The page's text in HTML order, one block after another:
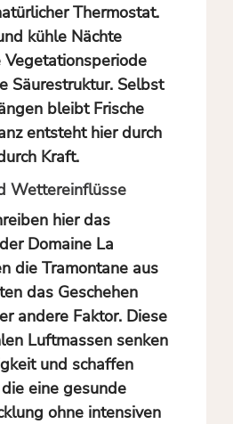
Thermostat.
kühle Nächte
Säurestruktur. Selbst
bleibt Frische
entsteht hier durch
Kraft.
Wettereinflüsse
hier das
Domaine La
die Tramontane aus
das Geschehen
andere Faktor. Diese
Luftmassen senken
und schaffen
eine gesunde
ohne intensiven